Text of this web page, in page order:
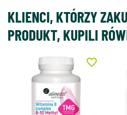
KLIENCI, KTÓRZY
PRODUKT, KUPILI
favorite_border